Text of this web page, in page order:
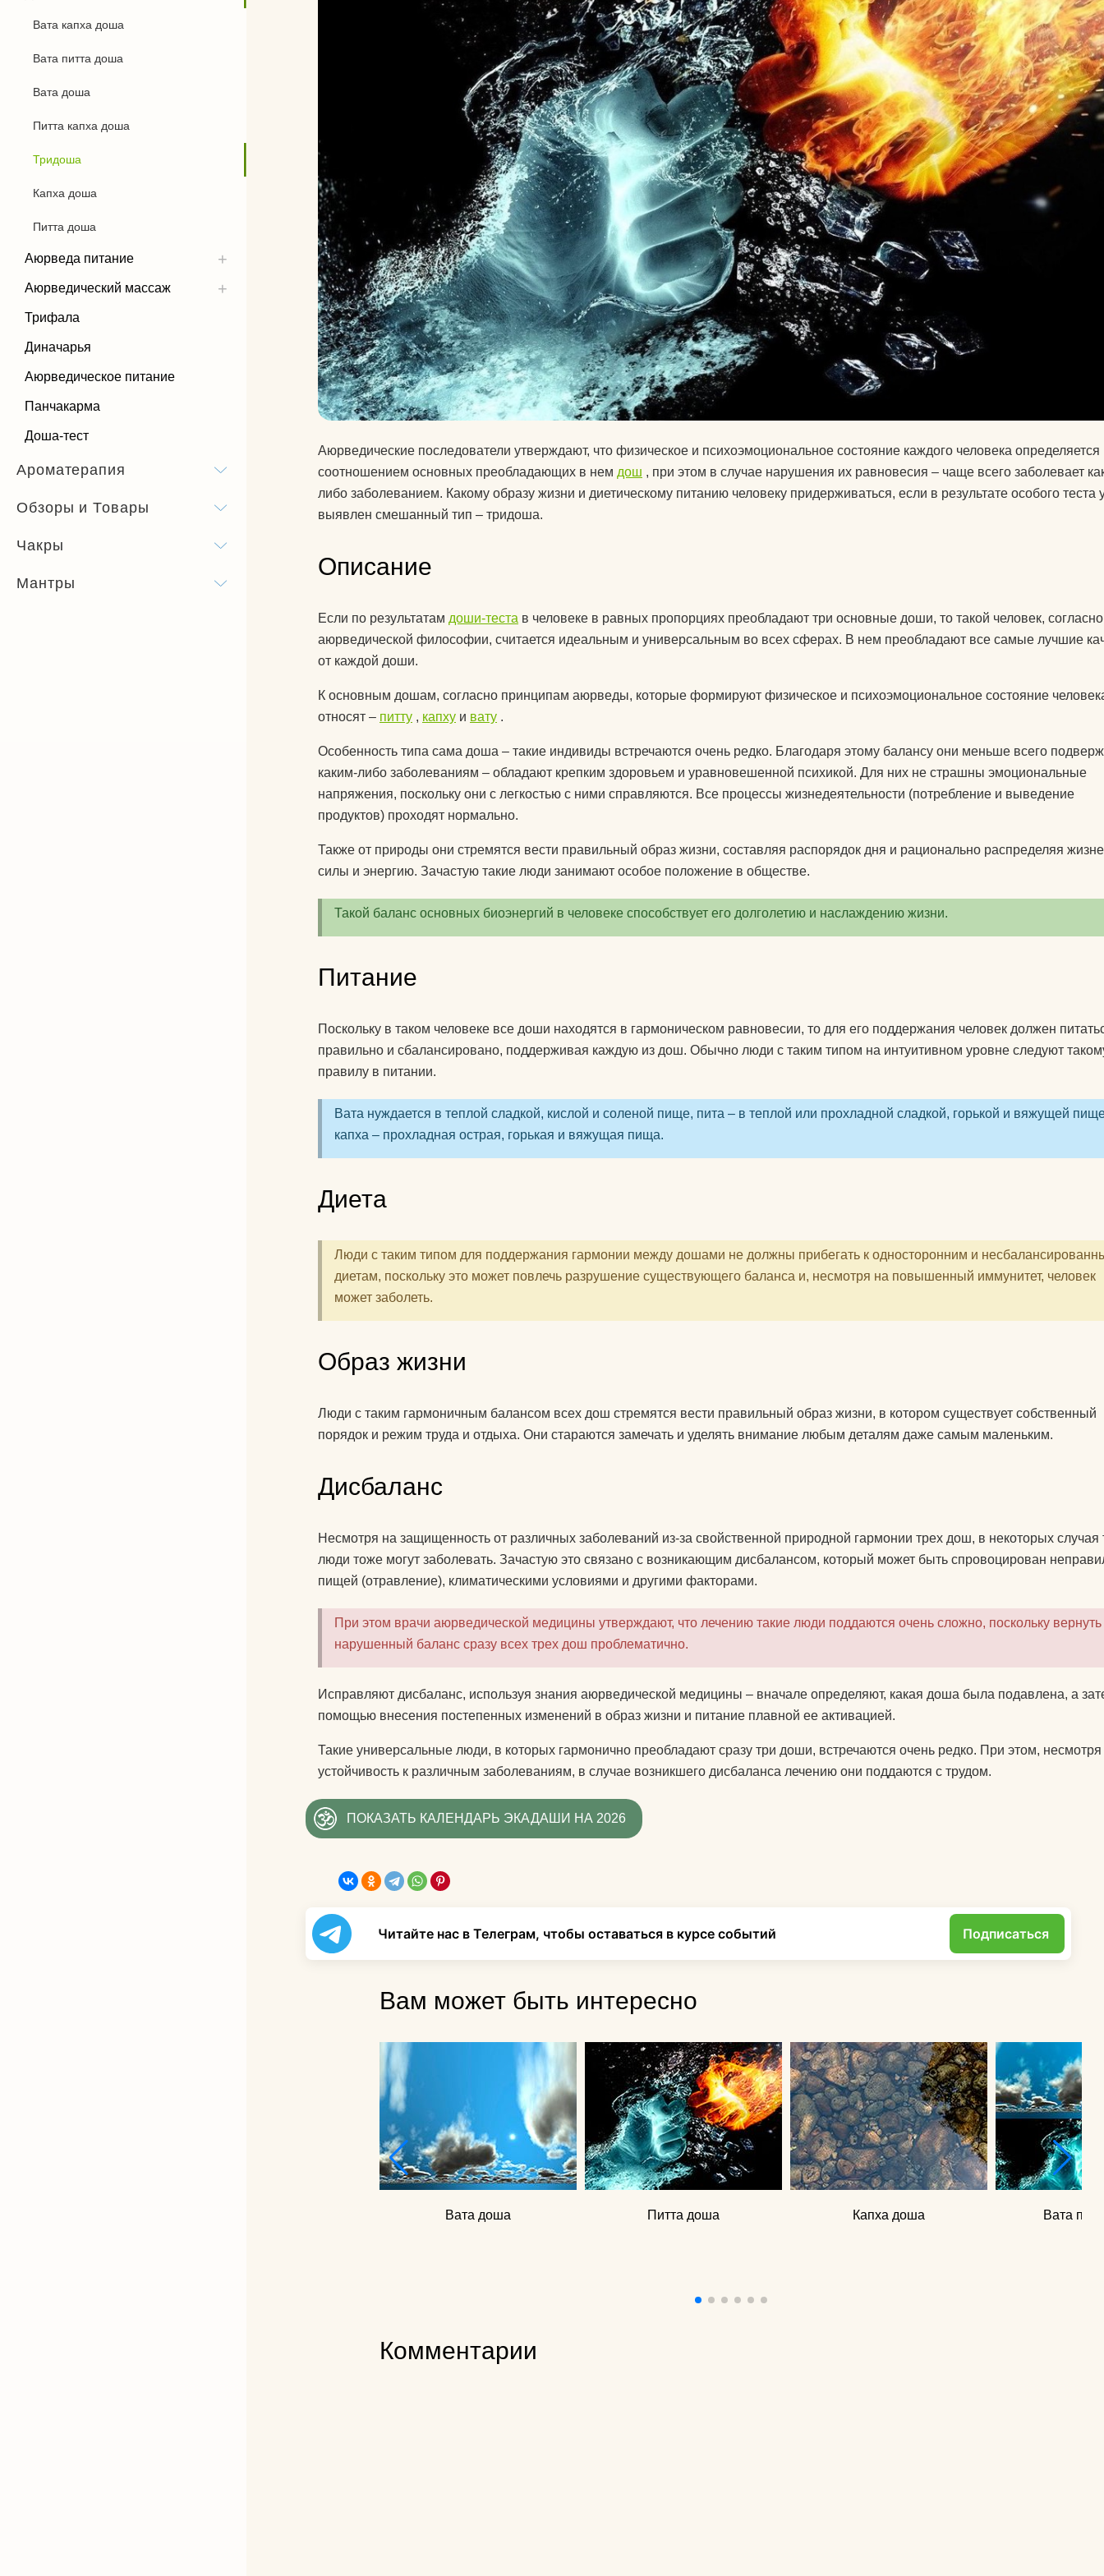
Календарь для Москвы
Календарь для
Новосибирска
Календарь для
Краснодара
Календарь для Великого
Новгорода
Календарь для Нижнего
Новгорода
Экадаши как правильно
Календарь для
Калининграда
йогой
Об экадашах
Почему после йоги
хочется спать?
Круговое выполнение
асан.
Материал ремней для
йоги
Можно ли заниматься
йогой при простуде?
Как йога влияет на
психику?
Какие мифы о йоге вы
знаете?
Какую литературу
начинающим?
Как йога поможет дожить
Спасибо)
для йоги?
Как парни видят йогу?
йоги?
Что едят йоги?
велосипеды
гермосумки
доски для плавания
другие аксессуары для
фитнеса
жиросжигатели
аквааэробики
коврики массажные
коврики туристические
колготки эротические
защиты
компрессионные
изделия для ног
носки для йоги
перчатки
препараты для
укрепления связок и
пульсометры
городские
сапборды
стельки
утяжелители
питательные комплексы
защита колена
ролики массажные
Аюрведические последователи утверждают, что физическое и психоэмоциональное состояние каждого человека определяется
соотношением основных преобладающих в нем дош , при этом в случае нарушения их равновесия – чаще всего заболевает
либо заболеванием. Какому образу жизни и диетическому питанию человеку придерживаться, если в результате особого теста
выявлен смешанный тип – тридоша.
Описание
Если по результатам доши-теста в человеке в равных пропорциях преобладают три основные доши, то такой человек, согласно
аюрведической философии, считается идеальным и универсальным во всех сферах. В нем преобладают все самые лучшие
от каждой доши.
К основным дошам, согласно принципам аюрведы, которые формируют физическое и психоэмоциональное состояние
относят – питту , капху и вату .
Особенность типа сама доша – такие индивиды встречаются очень редко. Благодаря этому балансу они меньше всего
каким-либо заболеваниям – обладают крепким здоровьем и уравновешенной психикой. Для них не страшны эмоциональные
напряжения, поскольку они с легкостью с ними справляются. Все процессы жизнедеятельности (потребление и выведение
продуктов) проходят нормально.
Также от природы они стремятся вести правильный образ жизни, составляя распорядок дня и рационально распределяя
силы и энергию. Зачастую такие люди занимают особое положение в обществе.
Такой баланс основных биоэнергий в человеке способствует его долголетию и наслаждению жизни.
Питание
Поскольку в таком человеке все доши находятся в гармоническом равновесии, то для его поддержания человек должен
правильно и сбалансировано, поддерживая каждую из дош. Обычно люди с таким типом на интуитивном уровне следуют
правилу в питании.
Вата нуждается в теплой сладкой, кислой и соленой пище, пита – в теплой или прохладной сладкой, горькой и вяжущей
капха – прохладная острая, горькая и вяжущая пища.
Диета
Люди с таким типом для поддержания гармонии между дошами не должны прибегать к односторонним и
диетам, поскольку это может повлечь разрушение существующего баланса и, несмотря на повышенный иммунитет, человек
может заболеть.
Образ жизни
Люди с таким гармоничным балансом всех дош стремятся вести правильный образ жизни, в котором существует собственный
порядок и режим труда и отдыха. Они стараются замечать и уделять внимание любым деталям даже самым маленьким.
Дисбаланс
Несмотря на защищенность от различных заболеваний из-за свойственной природной гармонии трех дош, в некоторых случая
люди тоже могут заболевать. Зачастую это связано с возникающим дисбалансом, который может быть спровоцирован
пищей (отравление), климатическими условиями и другими факторами.
При этом врачи аюрведической медицины утверждают, что лечению такие люди поддаются очень сложно, поскольку вернуть
нарушенный баланс сразу всех трех дош проблематично.
Исправляют дисбаланс, используя знания аюрведической медицины – вначале определяют, какая доша была подавлена, а
помощью внесения постепенных изменений в образ жизни и питание плавной ее активацией.
Такие универсальные люди, в которых гармонично преобладают сразу три доши, встречаются очень редко. При этом, несмотря
устойчивость к различным заболеваниям, в случае возникшего дисбаланса лечению они поддаются с трудом.
ПОКАЗАТЬ КАЛЕНДАРЬ ЭКАДАШИ НА 2026
Читайте нас в Телеграм, чтобы оставаться в курсе событий Подписаться
Вам может быть интересно
Вата доша Питта доша Капха доша Вата
Комментарии
Вата капха доша
Вата питта доша
Вата доша
Питта капха доша
Тридоша
Капха доша
Питта доша
Аюрведа питание
Аюрведический массаж
Трифала
Диначарья
Аюрведическое питание
Панчакарма
Доша-тест
Ароматерапия
Обзоры и Товары
Чакры
Мантры